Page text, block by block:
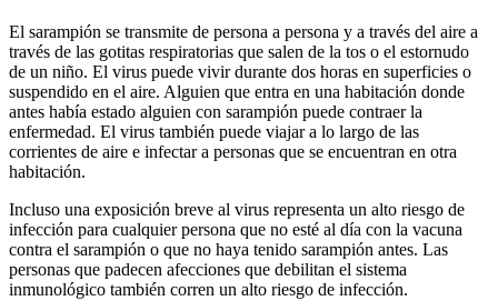
El sarampión se transmite de persona a persona y a través del aire a
través de las gotitas respiratorias que salen de la tos o el estornudo
de un niño. El virus puede vivir durante dos horas en superficies o
suspendido en el aire. Alguien que entra en una habitación donde
antes había estado alguien con sarampión puede contraer la
enfermedad. El virus también puede viajar a lo largo de las
corrientes de aire e infectar a personas que se encuentran en otra
habitación.
Incluso una exposición breve al virus representa un alto riesgo de
infección para cualquier persona que no esté al día con la vacuna
contra el sarampión o que no haya tenido sarampión antes. Las
personas que padecen afecciones que debilitan el sistema
inmunológico también corren un alto riesgo de infección.